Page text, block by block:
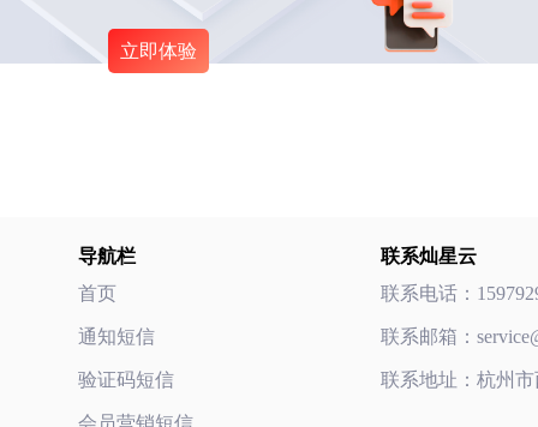
立即体验
导航栏
首页
通知短信
验证码短信
联系灿星云
联系电话：
联系邮箱：
联系地址：杭州